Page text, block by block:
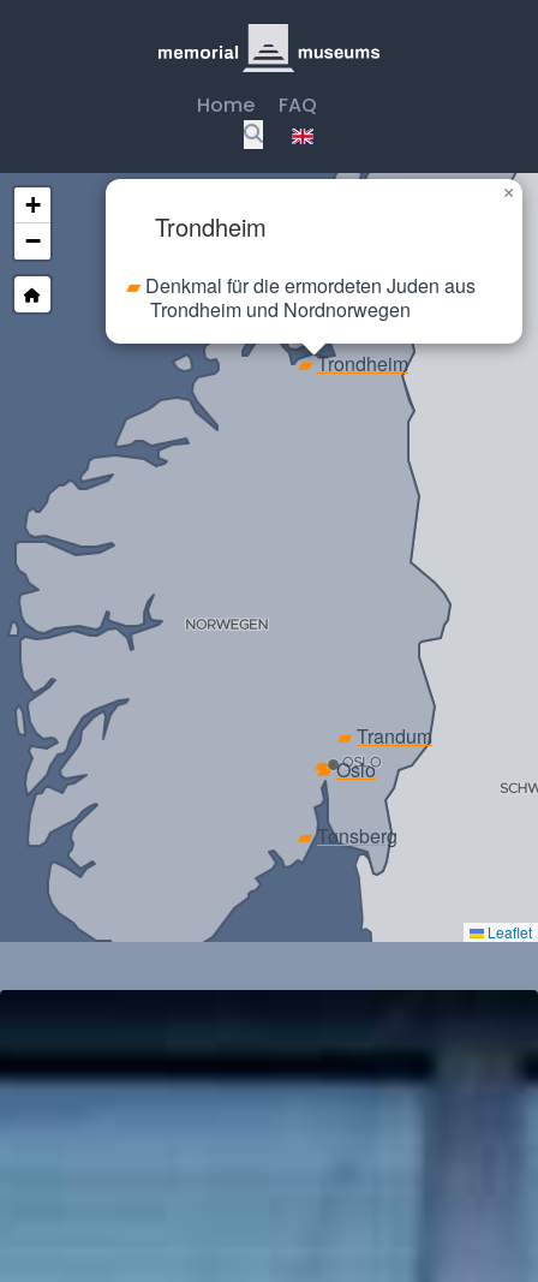
Home FAQ
Trondheim
▰ Denkmal für die ermordeten Juden aus
Trondheim und Nordnorwegen
×
▰Oslo
▰Trondheim
▰Trandum
▰
▰Tønsberg
+
−
Leaflet